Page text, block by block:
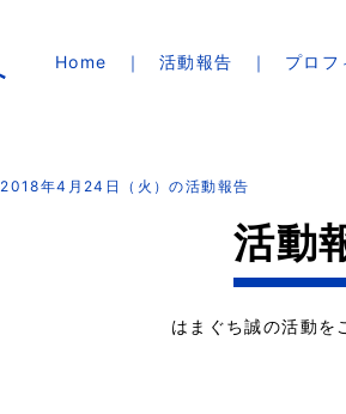
Home 活動報告 プロフ
2018年4月24日（火）の活動報告
活動
はまぐち誠の活動を